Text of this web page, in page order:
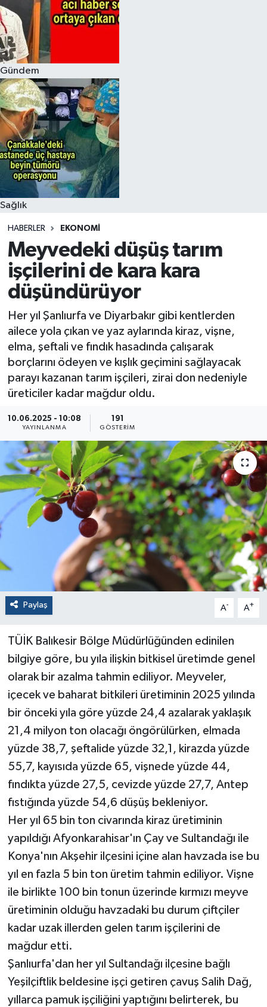
Gündem
Sağlık
HABERLER EKONOMI
Meyvedeki düşüş tarım
işçilerini de kara kara
düşündürüyor
Her yıl Şanlıurfa ve Diyarbakır gibi kentlerden
ailece yola çıkan ve yaz aylarında kiraz, vişne,
elma, şeftali ve fındık hasadında çalışarak
borçlarını ödeyen ve kışlık geçimini sağlayacak
parayı kazanan tarım işçileri, zirai don nedeniyle
üreticiler kadar mağdur oldu.
10.06.2025 - 10:08
YAYINLANMA
191
GÖSTERIM
Paylaş A- A+
TÜİK Balıkesir Bölge Müdürlüğünden edinilen
bilgiye göre, bu yıla ilişkin bitkisel üretimde genel
olarak bir azalma tahmin ediliyor. Meyveler,
içecek ve baharat bitkileri üretiminin 2025 yılında
bir önceki yıla göre yüzde 24,4 azalarak yaklaşık
21,4 milyon ton olacağı öngörülürken, elmada
yüzde 38,7, şeftalide yüzde 32,1, kirazda yüzde
55,7, kayısıda yüzde 65, vişnede yüzde 44,
fındıkta yüzde 27,5, cevizde yüzde 27,7, Antep
fıstığında yüzde 54,6 düşüş bekleniyor.
Her yıl 65 bin ton civarında kiraz üretiminin
yapıldığı Afyonkarahisar'ın Çay ve Sultandağı ile
Konya'nın Akşehir ilçesini içine alan havzada ise bu
yıl en fazla 5 bin ton üretim tahmin ediliyor. Vişne
ile birlikte 100 bin tonun üzerinde kırmızı meyve
üretiminin olduğu havzadaki bu durum çiftçiler
kadar uzak illerden gelen tarım işçilerini de
mağdur etti.
Şanlıurfa'dan her yıl Sultandağı ilçesine bağlı
Yeşilçiftlik beldesine işçi getiren çavuş Salih Dağ,
yıllarca pamuk işçiliğini yaptığını belirterek, bu